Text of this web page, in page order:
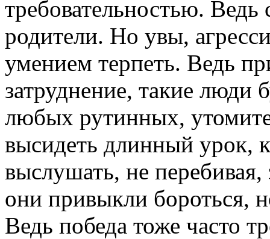
требовательностью.
родители. Но увы,
умением терпеть. Ведь
затруднение, такие люди
любых рутинных,
высидеть длинный урок,
выслушать, не
они привыкли бороться,
Ведь победа тоже часто